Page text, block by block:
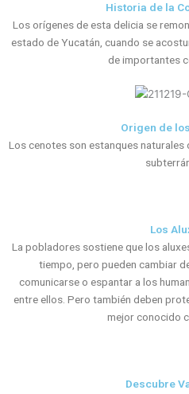
Historia de la
Los orígenes de esta delicia se
estado de Yucatán, cuando se
de importantes
Origen de
Los cenotes son estanques
Los
La pobladores sostiene que los
tiempo, pero pueden cambiar
comunicarse o espantar a los
entre ellos. Pero también deben
mejor conocido
Descubre